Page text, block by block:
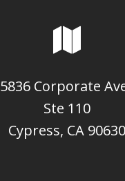
5836 Corporate
Ste 110
Cypress, CA 90630